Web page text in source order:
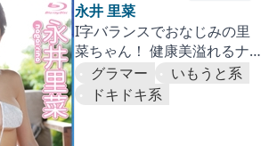
永井 里菜
I字バランスでおなじみの里
菜ちゃん！ 健康美溢れるナ
イスボディにク・ギ・ヅ・
ケ！
グラマー
いもうと系
ドキドキ系